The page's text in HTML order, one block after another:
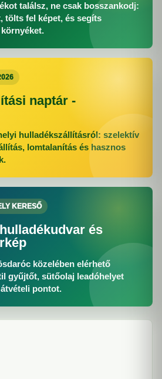
találsz, ne csak bosszankodj:
tölts fel képet, és segíts
naptár -
hulladékszállításról: szelektív
lomtalanítás és hasznos
KERESŐ
és
közelében elérhető
gyűjtőt, sütőolaj leadóhelyet
pontot.